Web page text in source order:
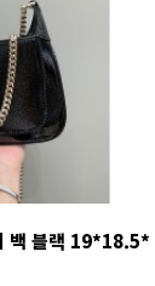
백 블랙 19*18.5*